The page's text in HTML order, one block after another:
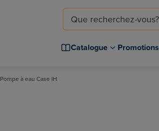
Catalogue Promotions
Pompe à eau Case IH